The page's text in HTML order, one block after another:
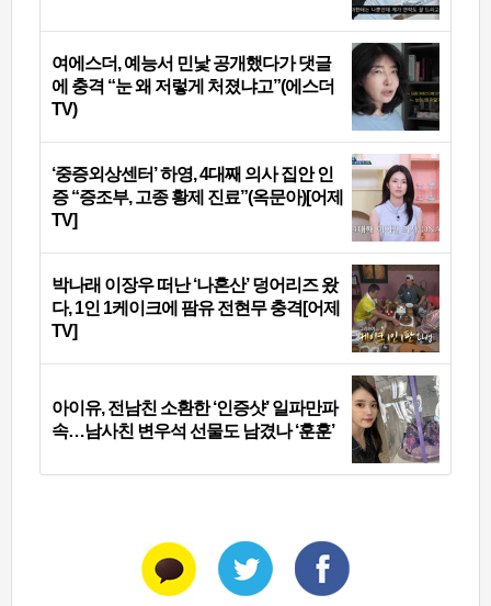
여에스더, 예능서 민낯 공개했다가 댓글
에 충격 “눈 왜 저렇게 처졌냐고”(에스더
TV)
‘중증외상센터’ 하영, 4대째 의사 집안 인
증 “증조부, 고종 황제 진료”(옥문아)[어제
TV]
박나래 이장우 떠난 ‘나혼산’ 덩어리즈 왔
다, 1인 1케이크에 팜유 전현무 충격[어제
TV]
아이유, 전남친 소환한 ‘인증샷’ 일파만파
속…남사친 변우석 선물도 남겼나 ‘훈훈’